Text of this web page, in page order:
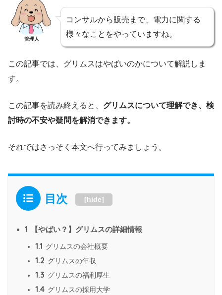
管理人
コンサルから販売まで、電力に関する
様々なことをやっていますね。
この記事では、グリムスはやばいのかについて解説しま
す。
この記事を読み終えると、 グリムスについて理解でき、検
討時の不安や疑問を解消できます。
それではさっそく本文へ行ってみましょう。
目次 [hide]
1 【やばい？】グリムスの詳細情報
1.1 グリムスの会社概要
1.2 グリムスの年収
1.3 グリムスの福利厚生
1.4 グリムスの採用大学